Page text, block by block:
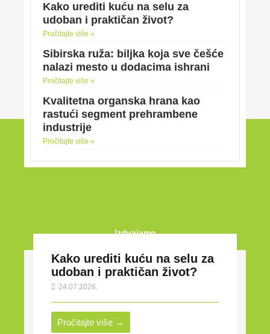
Kako urediti kuću na selu za
udoban i praktičan život?
Pročitajte više »
Sibirska ruža: biljka koja sve češće
nalazi mesto u dodacima ishrani
Pročitajte više »
Kvalitetna organska hrana kao
rastući segment prehrambene
industrije
Pročitajte više »
Izdvajamo
Kako urediti kuću na selu za
udoban i praktičan život?
24.07.2026.
Pročitajte više →